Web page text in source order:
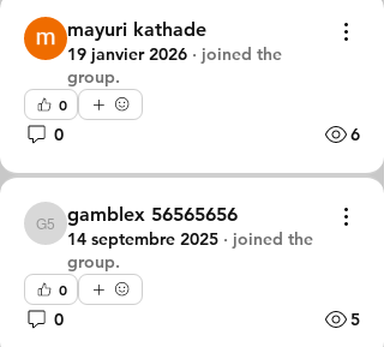
mayuri kathade
19 janvier 2026 · joined the
group.
0
0 6
gamblex 56565656
gamblex 56565656
14 septembre 2025 · joined the
group.
0
0 5